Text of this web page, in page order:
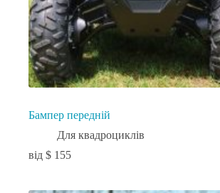
Бампер передній
Для квадроциклів
$ 155